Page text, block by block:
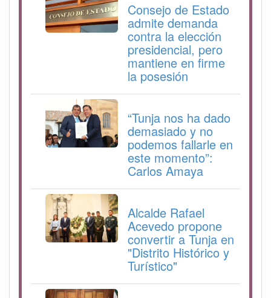
Consejo de Estado
admite demanda
contra la elección
presidencial, pero
mantiene en firme
la posesión
“Tunja nos ha dado
demasiado y no
podemos fallarle en
este momento”:
Carlos Amaya
Alcalde Rafael
Acevedo propone
convertir a Tunja en
"Distrito Histórico y
Turístico"